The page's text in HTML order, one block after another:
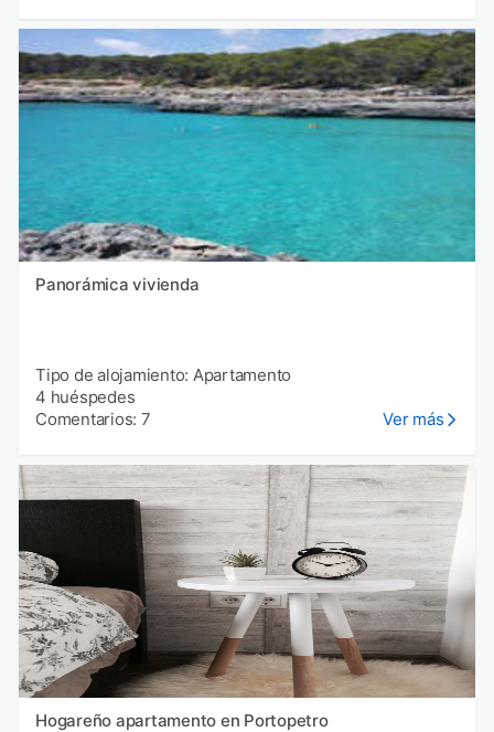
Panorámica vivienda
Tipo de alojamiento: Apartamento
4 huéspedes
Comentarios: 7
Ver más
Hogareño apartamento en Portopetro